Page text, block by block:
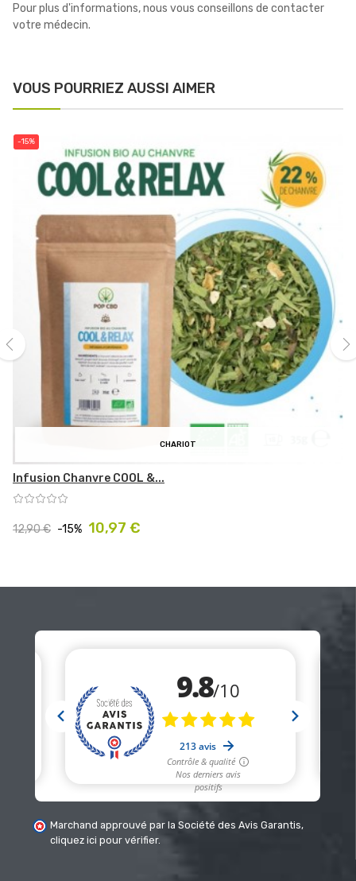
Pour plus d'informations, nous vous conseillons de contacter
votre médecin.
VOUS POURRIEZ AUSSI AIMER
-15%
CHARIOT
Infusion Chanvre COOL &...
Prix
12,90 € -15% Prix
10,97 €
Marchand approuvé par la Société des Avis Garantis,
cliquez ici pour vérifier.